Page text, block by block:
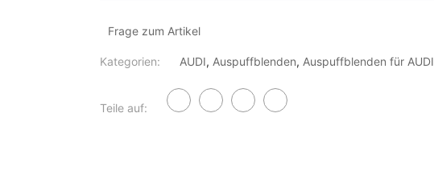
Frage zum Artikel
Kategorien: AUDI, Auspuffblenden, Auspuffblenden für AUDI
Teile auf: